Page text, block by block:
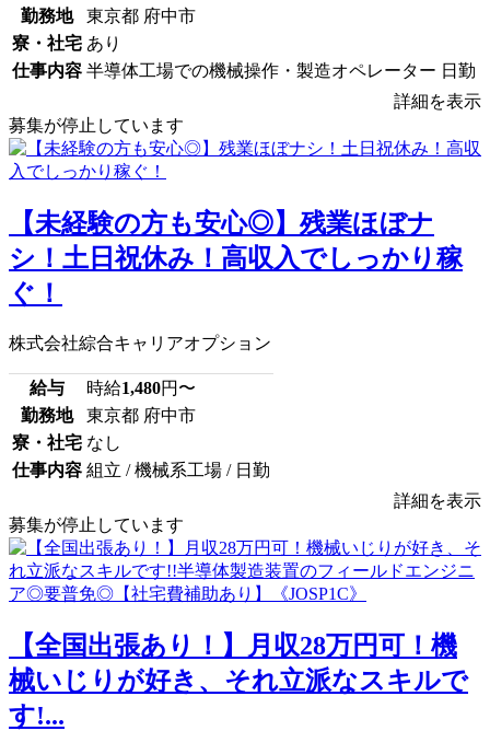
勤務地
東京都 府中市
寮・社宅 あり
仕事内容 半導体工場での機械操作・製造オペレーター 日勤
詳細を表示
募集が停止しています
【未経験の方も安心◎】残業ほぼナ
シ！土日祝休み！高収入でしっかり稼
ぐ！
株式会社綜合キャリアオプション
給与 時給1,480円〜
勤務地
東京都 府中市
寮・社宅 なし
仕事内容 組立 / 機械系工場 / 日勤
詳細を表示
募集が停止しています
【全国出張あり！】月収28万円可！機
械いじりが好き、それ立派なスキルで
す!...